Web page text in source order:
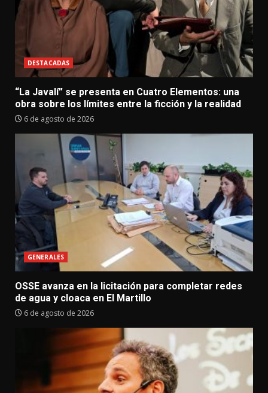
DESTACADAS
“La Javalí” se presenta en Cuatro Elementos: una
obra sobre los límites entre la ficción y la realidad
6 de agosto de 2026
GENERALES
OSSE avanza en la licitación para completar redes
de agua y cloaca en El Martillo
6 de agosto de 2026